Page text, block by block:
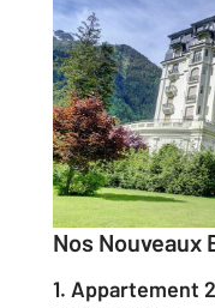
Nos Nouveaux
1. Appartement